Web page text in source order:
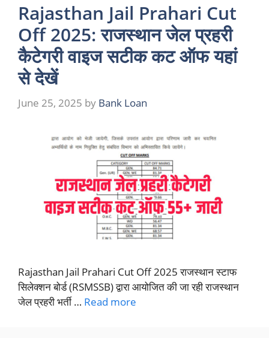
Rajasthan Jail Prahari Cut
Off 2025: राजस्थान जेल प्रहरी
कैटेगरी वाइज सटीक कट ऑफ यहां
से देखें
June 25, 2025 by Bank Loan
Rajasthan Jail Prahari Cut Off 2025 राजस्थान स्टाफ
सिलेक्शन बोर्ड (RSMSSB) द्वारा आयोजित की जा रही राजस्थान
जेल प्रहरी भर्ती … Read more